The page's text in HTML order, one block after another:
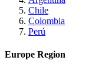
Chile
Colombia
Perú
Europe Region